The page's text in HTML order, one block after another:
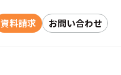
資料請求 お問い合わせ